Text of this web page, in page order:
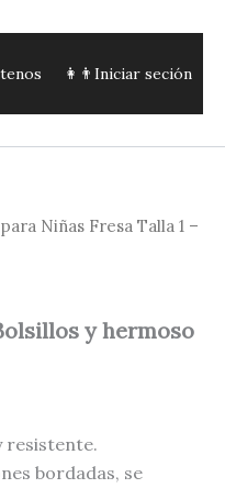
👩👨Iniciar seción
Niñas Fresa Talla 1 –
y hermoso
resistente.
bordadas, se